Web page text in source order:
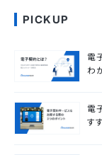
PICKUP
電
わ
電
す